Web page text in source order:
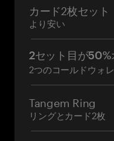
カード2枚セット
より安い
2セット目が50%
2つのコールドウォ
Tangem Ring
リングとカード2枚